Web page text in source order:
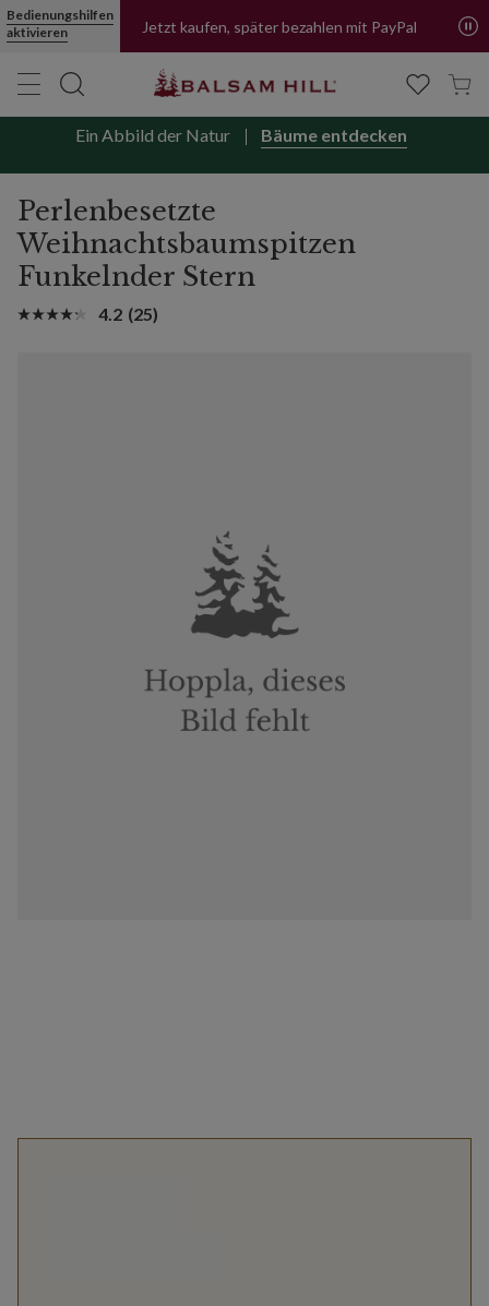
Bedienungshilfen
aktivieren
Jetzt kaufen, später bezahlen mit PayPal
Ein Abbild der Natur Bäume entdecken
Perlenbesetzte
Weihnachtsbaumspitzen
Funkelnder Stern
4.2 (25)